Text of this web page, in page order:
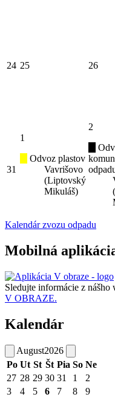
24 25 26
31
1
Odvoz plastov
Vavrišovo
(Liptovský
Mikuláš)
2
Kalendár zvozu odpadu
Mobilná
Sledujte informácie z nášho
V OBRAZE.
Kalendár
August2026
Po Ut St Št Pia So Ne
27 28 29 30 31 1
2
3
4 5 6 7 8
9